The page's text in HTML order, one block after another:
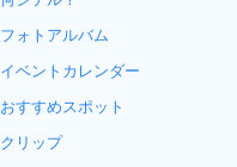
フォトアルバム
イベントカレンダー
おすすめスポット
クリップ